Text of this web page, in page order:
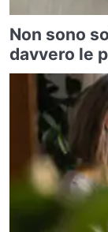
Non sono
davvero le